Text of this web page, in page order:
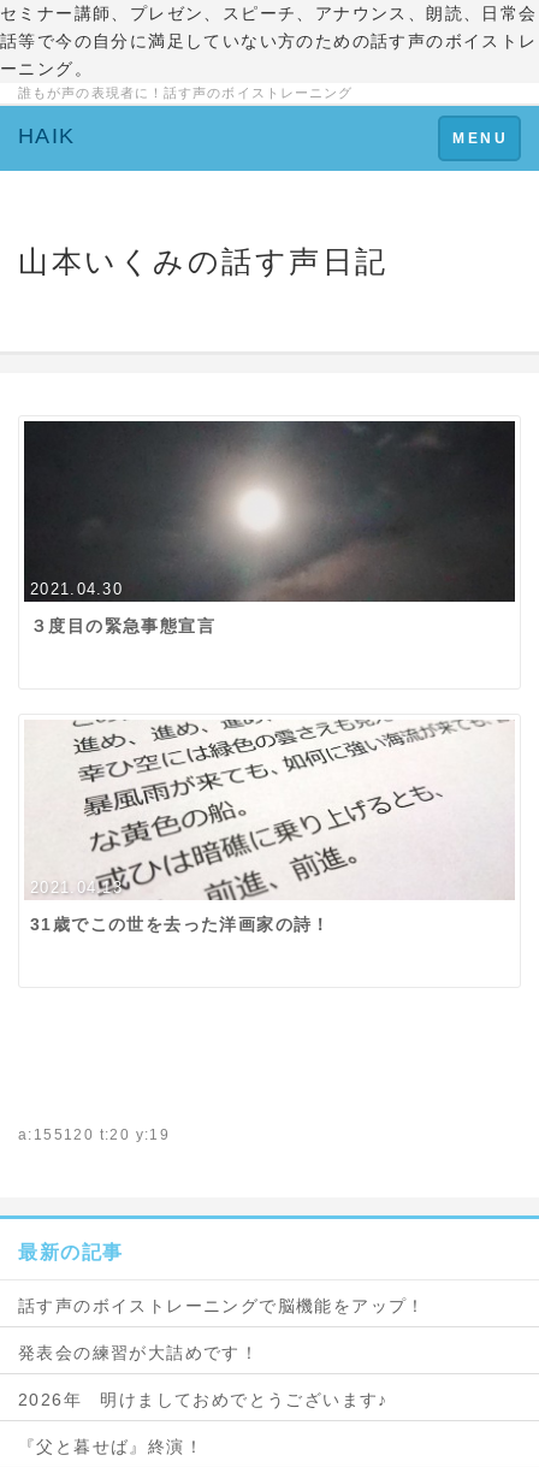
セミナー講師、プレゼン、スピーチ、アナウンス、朗読、日常会
話等で今の自分に満足していない方のための話す声のボイストレ
ーニング。
誰もが声の表現者に！話す声のボイストレーニング
Toggle
navigation
MENU
HAIK
山本いくみの話す声日記
2021.04.30
３度目の緊急事態宣言
2021.04.13
31歳でこの世を去った洋画家の詩！
a:155120 t:20 y:19
最新の記事
話す声のボイストレーニングで脳機能をアップ！
発表会の練習が大詰めです！
2026年 明けましておめでとうございます♪
『父と暮せば』終演！